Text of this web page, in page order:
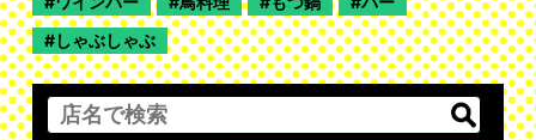
しゃぶしゃぶ